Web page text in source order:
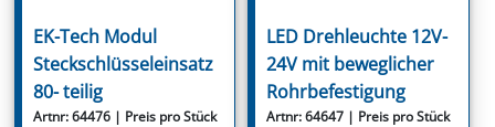
EK-Tech Modul
Steckschlüsseleinsatz
80- teilig
Artnr: 64476 | Preis pro Stück
LED Drehleuchte 12V-
24V mit beweglicher
Rohrbefestigung
Artnr: 64647 | Preis pro Stück